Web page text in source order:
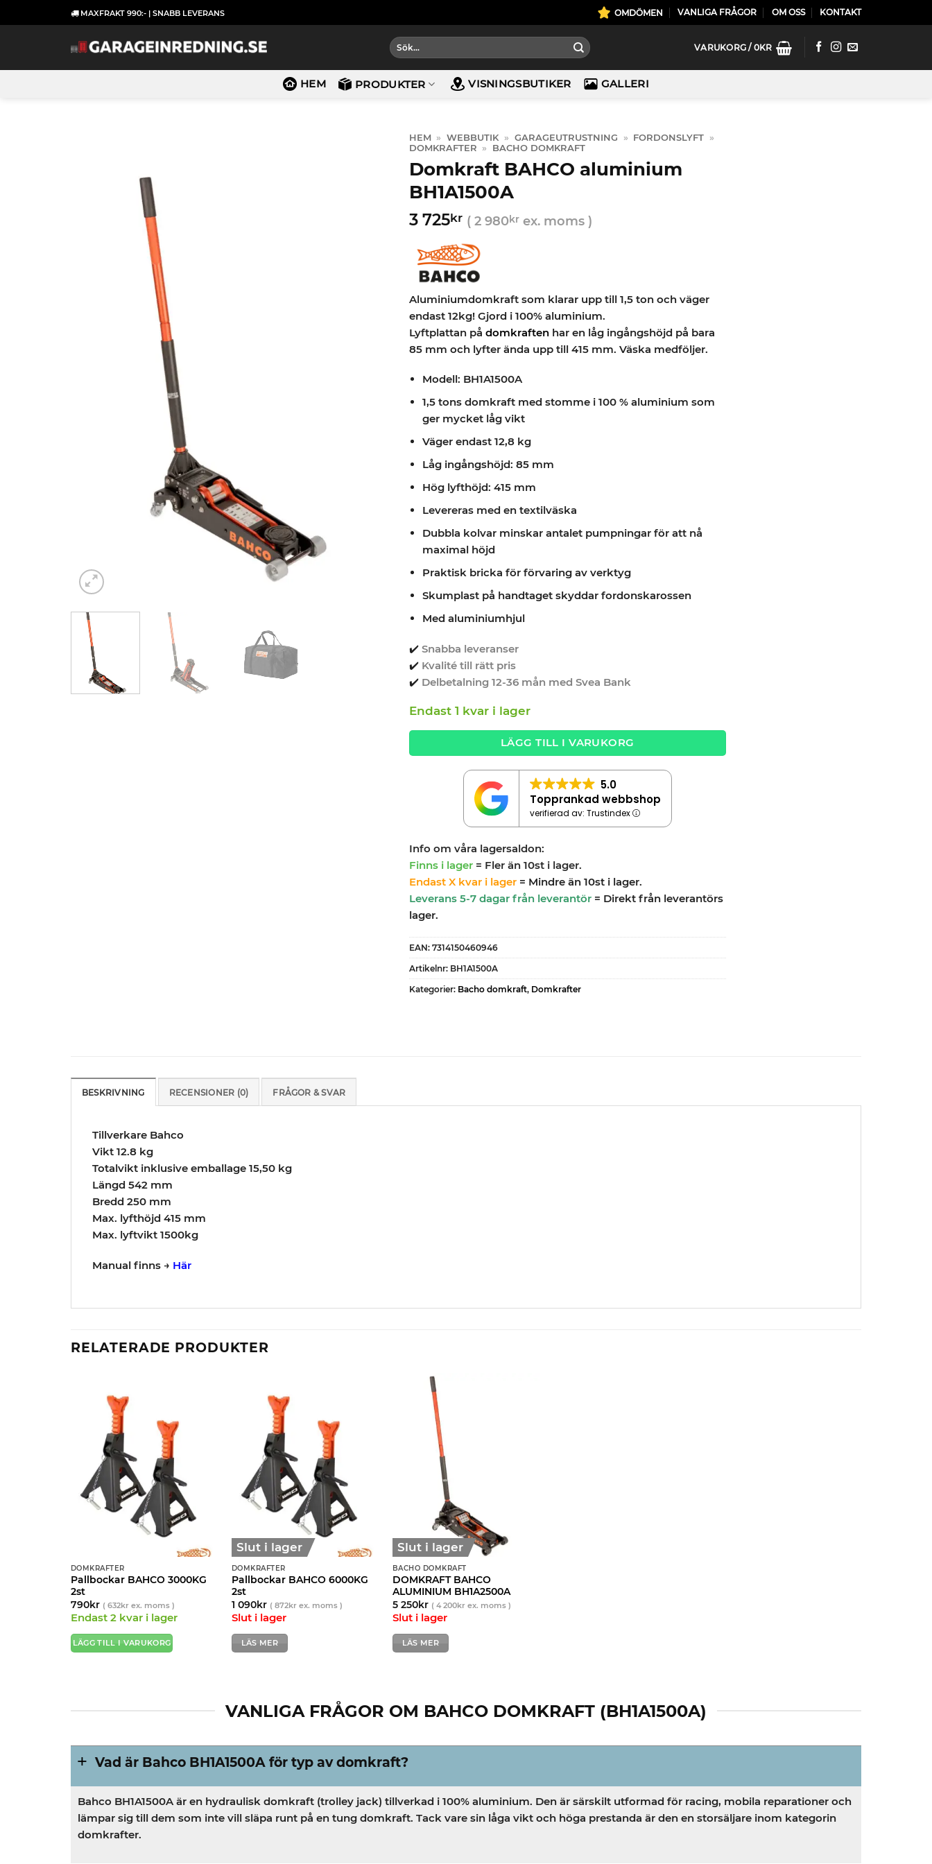
to
MAXFRAKT 990:- | SNABB LEVERANS OMDÖMEN VANLIGA FRÅGOR OM OSS KONTAKT
Sök
efter:
VARUKORG / 0KR
HEM PRODUKTER VISNINGSBUTIKER GALLERI
HEM » WEBBUTIK » GARAGEUTRUSTNING » FORDONSLYFT »
DOMKRAFTER » BACHO DOMKRAFT
Domkraft BAHCO aluminium
BH1A1500A
3 725kr ( 2 980krex. moms )
Aluminiumdomkraft som klarar upp till 1,5 ton och väger
endast 12kg! Gjord i 100% aluminium.
Lyftplattan på domkraftenhar en låg ingångshöjd på bara
85 mm och lyfter ända upp till 415 mm. Väska medföljer.
Modell: BH1A1500A
1,5 tons domkraft med stomme i 100 % aluminium som
ger mycket låg vikt
Väger endast 12,8 kg
Låg ingångshöjd: 85 mm
Hög lyfthöjd: 415 mm
Levereras med en textilväska
Dubbla kolvar minskar antalet pumpningar för att nå
maximal höjd
Praktisk bricka för förvaring av verktyg
Skumplast på handtaget skyddar fordonskarossen
Med aluminiumhjul
✔️ Snabba leveranser
✔️ Kvalité till rätt pris
✔️ Delbetalning 12-36 mån med Svea Bank
Endast 1 kvar i lager
LÄGG TILL I VARUKORG
5.0
Topprankad webbshop
verifierad av: Trustindex
Info om våra lagersaldon:
Finns i lager = Fler än 10st i lager.
Endast X kvar i lager = Mindre än 10st i lager.
Leverans 5-7 dagar från leverantör= Direkt från leverantörs
lager.
EAN: 7314150460946
Artikelnr: BH1A1500A
Kategorier: Bacho domkraft, Domkrafter
BESKRIVNING RECENSIONER (0) FRÅGOR & SVAR
Tillverkare Bahco
Vikt 12.8 kg
Totalvikt inklusive emballage 15,50 kg
Längd 542 mm
Bredd 250 mm
Max. lyfthöjd 415 mm
Max. lyftvikt 1500kg
Manual finns → Här
RELATERADE PRODUKTER
DOMKRAFTER
Pallbockar BAHCO 3000KG
2st
790kr ( 632krex. moms )
Endast 2 kvar i lager
LÄGG TILL I VARUKORG
Slut i lager
DOMKRAFTER
Pallbockar BAHCO 6000KG
2st
1 090kr ( 872krex. moms )
Slut i lager
LÄS MER
Slut i lager
BACHO DOMKRAFT
DOMKRAFT BAHCO
ALUMINIUM BH1A2500A
5 250kr ( 4 200krex. moms )
Slut i lager
LÄS MER
VANLIGA FRÅGOR OM BAHCO DOMKRAFT (BH1A1500A)
Vad är Bahco BH1A1500A för typ av domkraft?
Bahco BH1A1500A är en hydraulisk domkraft (trolley jack) tillverkad i 100% aluminium. Den är särskilt utformad för racing, mobila reparationer och
lämpar sig till dem som inte vill släpa runt på en tung domkraft. Tack vare sin låga vikt och höga prestanda är den en storsäljare inom kategorin
domkrafter.